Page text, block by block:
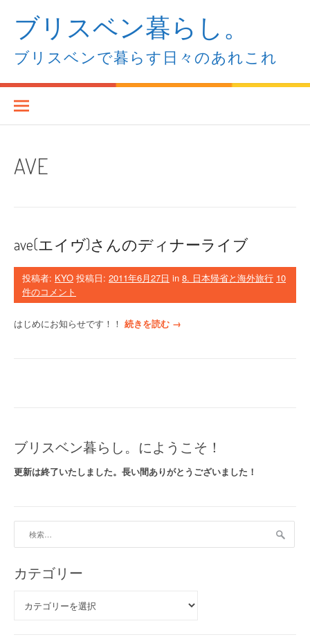
ス
ブリスベン暮らし。
ブリスベンで暮らす日々のあれこれ
AVE
ave(エイヴ)さんのディナーライブ
投稿者: KYO 投稿日: 2011年6月27日 in 8. 日本帰省と海外旅行 10
件のコメント
はじめにお知らせです！！ 続きを読む “
さ
の
ラ
→
ブリスベン暮らし。にようこそ！
更新は終了いたしました。長い間ありがとうございました！
カテゴリー